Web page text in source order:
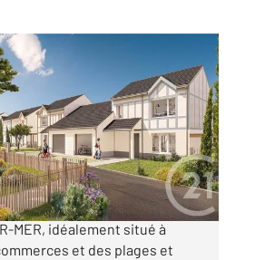
50
€
Immo vous présente à
MER, idéalement situé à
et des plages et